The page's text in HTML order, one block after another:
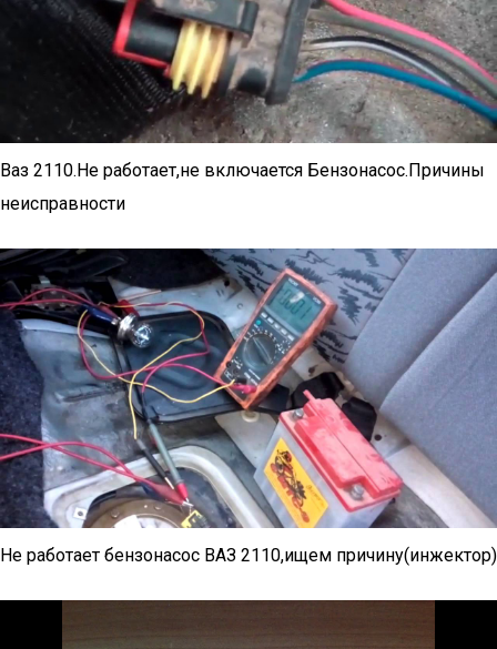
Ваз 2110.Не работает,не включается Бензонасос.Причины
неисправности
Не работает бензонасос ВАЗ 2110,ищем причину(инжектор)